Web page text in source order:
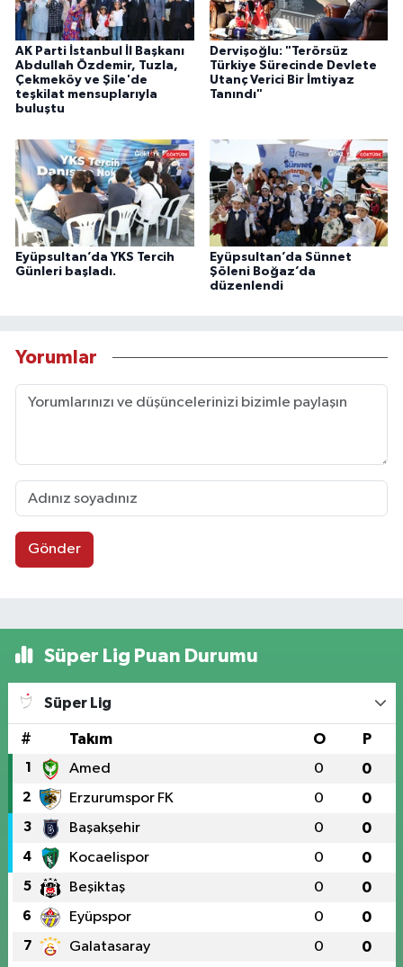
AK Parti İstanbul İl Başkanı
Abdullah Özdemir, Tuzla,
Çekmeköy ve Şile'de
teşkilat mensuplarıyla
buluştu
Dervişoğlu: "Terörsüz
Türkiye Sürecinde Devlete
Utanç Verici Bir İmtiyaz
Tanındı"
Eyüpsultan’da YKS Tercih
Günleri başladı.
Eyüpsultan’da Sünnet
Şöleni Boğaz’da
düzenlendi
Yorumlar
Gönder
Süper Lig Puan Durumu
Süper Lig
# Takım O P
1 Amed 0 0
2 Erzurumspor FK 0 0
3 Başakşehir 0 0
4 Kocaelispor 0 0
5 Beşiktaş 0 0
6 Eyüpspor 0 0
7 Galatasaray 0 0